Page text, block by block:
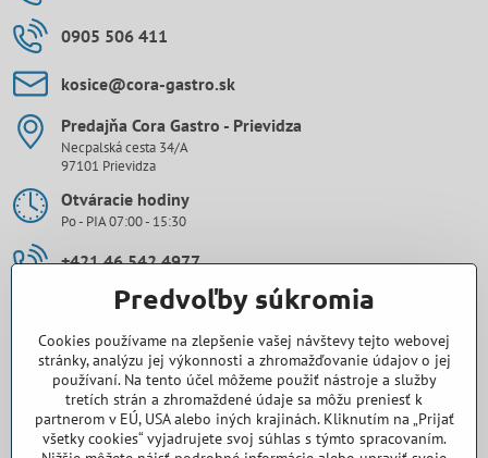
0905 506 411
kosice​@cora-gastro​.sk
Predajňa Cora Gastro - Prievidza
Necpalská cesta 34/A
97101 Prievidza
Otváracie hodiny
Po - PIA 07:00 - 15:30
+421 46 542 4977
0907 971 896
prievidza​@cora-gastro​.sk
Obchodné zastúpenie Cora Gastro - Bratislava
0918 345 325
Predvoľby súkromia
Cookies používame na zlepšenie vašej návštevy tejto webovej
stránky, analýzu jej výkonnosti a zhromažďovanie údajov o jej
používaní. Na tento účel môžeme použiť nástroje a služby
tretích strán a zhromaždené údaje sa môžu preniesť k
partnerom v EÚ, USA alebo iných krajinách. Kliknutím na „Prijať
všetky cookies“ vyjadrujete svoj súhlas s týmto spracovaním.